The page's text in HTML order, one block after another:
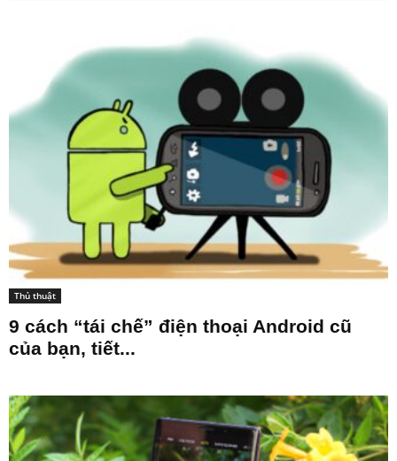
Thủ thuật
9 cách “tái chế” điện thoại Android cũ
của bạn, tiết...